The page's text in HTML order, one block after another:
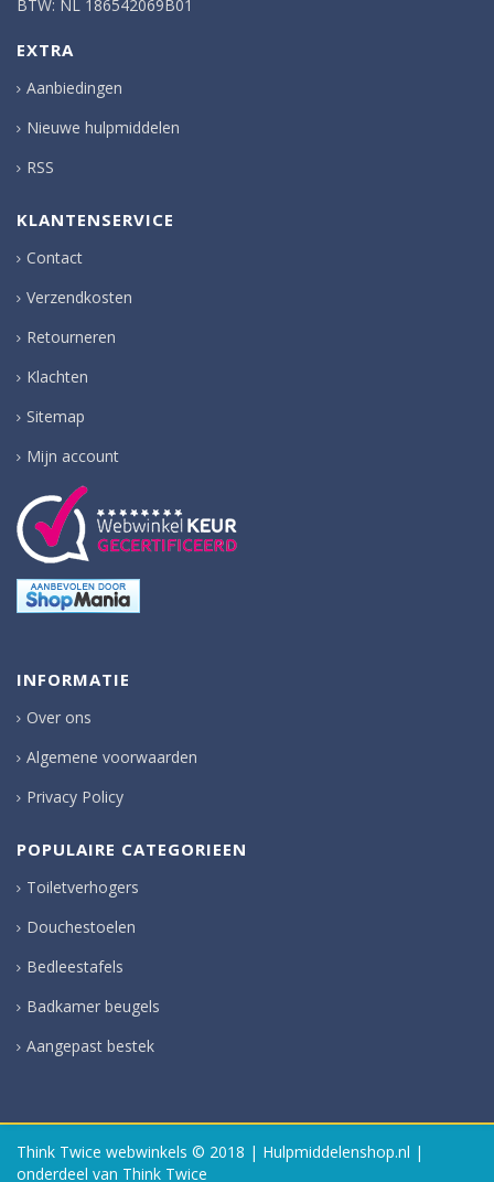
BTW: NL 186542069B01
EXTRA
Aanbiedingen
Nieuwe hulpmiddelen
RSS
KLANTENSERVICE
Contact
Verzendkosten
Retourneren
Klachten
Sitemap
Mijn account
INFORMATIE
Over ons
Algemene voorwaarden
Privacy Policy
POPULAIRE CATEGORIEEN
Toiletverhogers
Douchestoelen
Bedleestafels
Badkamer beugels
Aangepast bestek
Think Twice webwinkels © 2018 | Hulpmiddelenshop.nl |
onderdeel van Think Twice